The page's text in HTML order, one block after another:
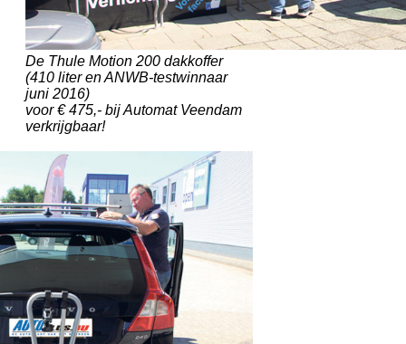
De Thule Motion 200 dakkoffer
(410 liter en ANWB-testwinnaar
juni 2016)
voor € 475,- bij Automat Veendam
verkrijgbaar!